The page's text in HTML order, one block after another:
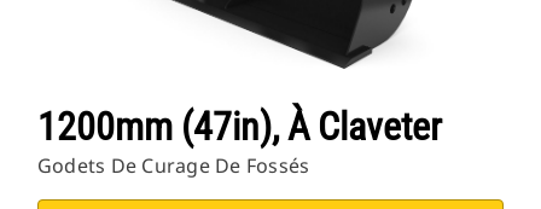
1200mm (47in), À Claveter
Godets De Curage De Fossés